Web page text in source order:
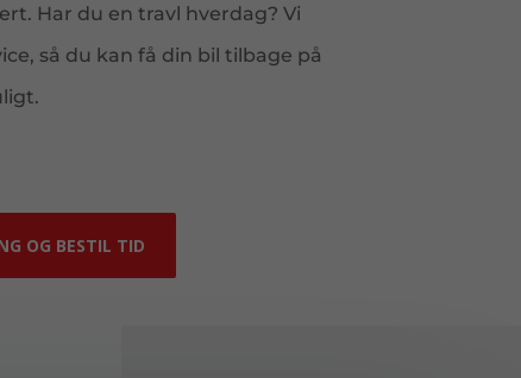
Har du en travl hverdag? Vi
så du kan få din bil tilbage på
OG BESTIL TID